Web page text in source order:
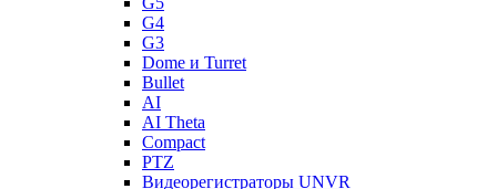
G4
G3
Dome и Turret
Bullet
AI
AI Theta
Compact
PTZ
Видеорегистраторы UNVR